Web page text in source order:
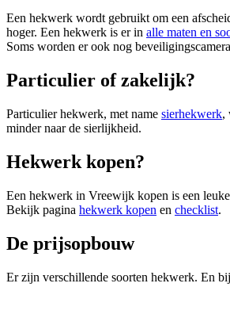
Een hekwerk wordt gebruikt om een
hoger. Een hekwerk is er in alle maten en
Soms worden er ook nog
Particulier of zakelijk?
Particulier hekwerk, met name sierhekwerk,
minder naar de sierlijkheid.
Hekwerk kopen?
Een hekwerk in Vreewijk kopen is een
Bekijk pagina hekwerk kopen en checklist.
De prijsopbouw
Er zijn verschillende soorten hekwerk. En